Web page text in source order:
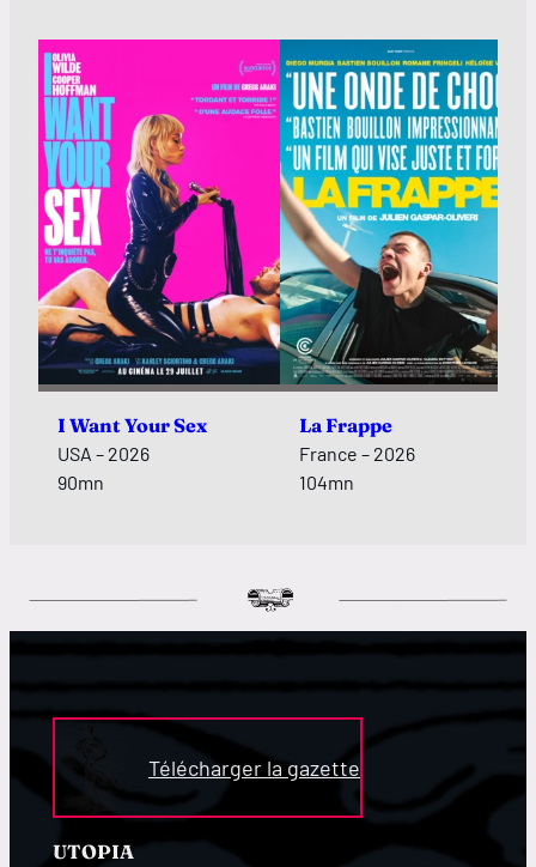
I Want Your Sex
USA – 2026
90mn
La Frappe
France – 2026
104mn
Télécharger la gazette
UTOPIA